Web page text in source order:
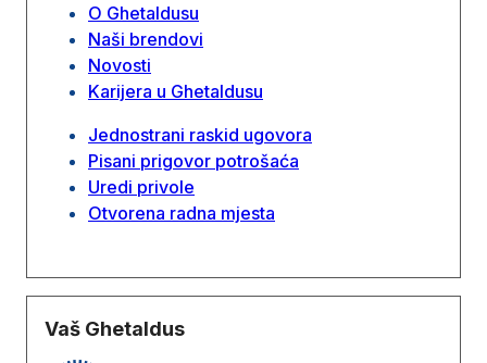
O Ghetaldusu
Naši brendovi
Novosti
Karijera u Ghetaldusu
Jednostrani raskid ugovora
Pisani prigovor potrošaća
Uredi privole
Otvorena radna mjesta
Vaš Ghetaldus